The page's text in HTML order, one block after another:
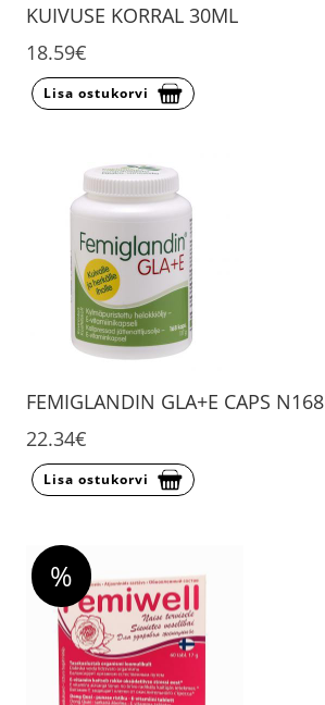
KUIVUSE KORRAL 30ML
18.59€
Lisa ostukorvi
FEMIGLANDIN GLA+E CAPS N168
22.34€
Lisa ostukorvi
%